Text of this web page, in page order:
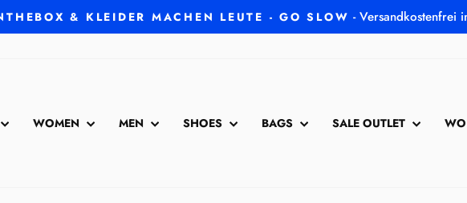
Pause
& KLEIDER MACHEN LEUTE - GO SLOW - Versandkostenfrei
WOMEN MEN SHOES BAGS SALE OUTLET